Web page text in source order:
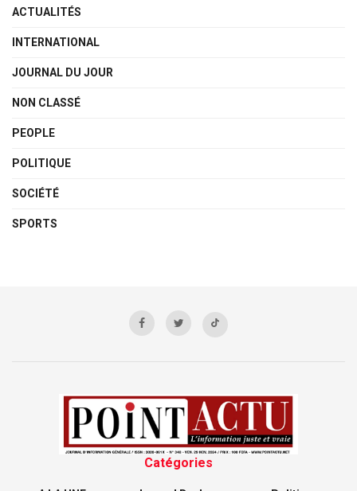
ACTUALITÉS
INTERNATIONAL
JOURNAL DU JOUR
NON CLASSÉ
PEOPLE
POLITIQUE
SOCIÉTÉ
SPORTS
Catégories